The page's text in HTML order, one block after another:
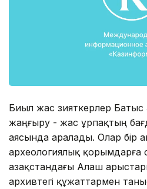
Биыл жас зияткерлер Батыс
жаңғыру - жас ұрпақтың
аясында аралады. Олар бір
археологиялық қорымдарға
Қазақстандағы Алаш
архивтегі құжаттармен